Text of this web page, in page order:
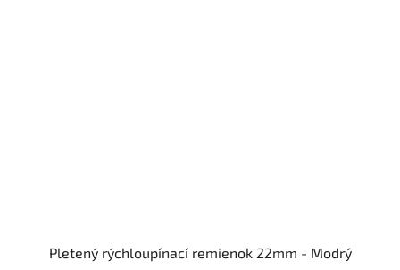
Pletený rýchloupínací remienok 22mm - Modrý